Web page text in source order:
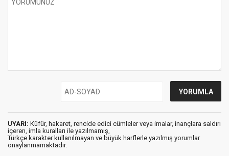
UYARI: Küfür, hakaret, rencide edici cümleler veya imalar, inançlara saldırı
içeren, imla kuralları ile yazılmamış,
Türkçe karakter kullanılmayan ve büyük harflerle yazılmış yorumlar
onaylanmamaktadır.